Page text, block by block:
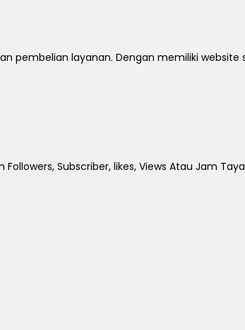
pembelian layanan. Dengan memiliki website
Subscriber, likes, Views Atau Jam